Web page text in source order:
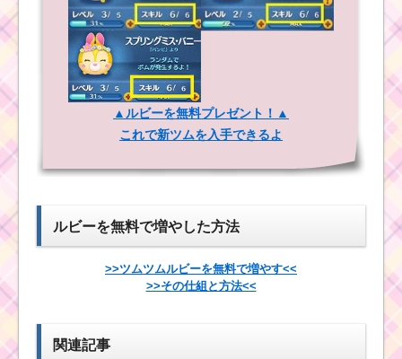
た1プレイでスコアボム
を6個出した方法
ツムツムビンゴ17 24.
ーン評価
ツムツムビンゴ17 10.
ヴィランズツムで1プレ
イで5回フィーバーした
方法
▲ルビーを無料プレゼント！▲
これで新ツムを入手できるよ
ルビーを無料で増やした方法
>>ツムツムルビーを無料で増やす<<
>>その仕組と方法<<
関連記事